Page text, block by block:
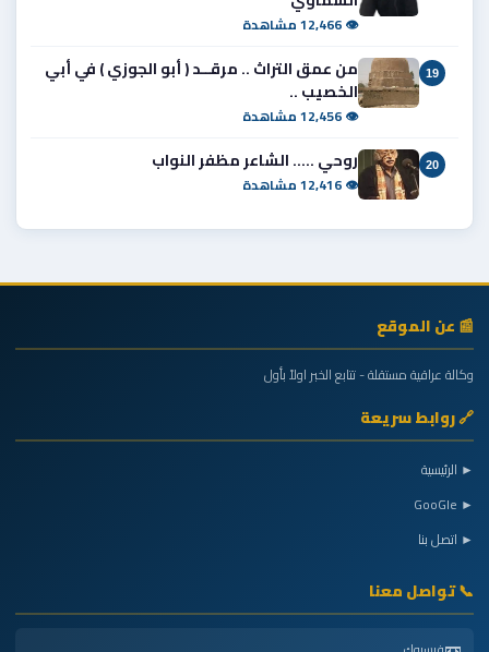
👁 12,466 مشاهدة
19
من عمق التراث .. مرقــد ( أبو الجوزي ) في أبي
الخصيب ..
👁 12,456 مشاهدة
20 روحي ..... الشاعر مظفر النواب
👁 12,416 مشاهدة
📰 عن الموقع
وكالة عراقية مستقلة - تتابع الخبر اولاً بأول
🔗 روابط سريعة
► الرئيسية
► GooGle
► اتصل بنا
📞 تواصل معنا